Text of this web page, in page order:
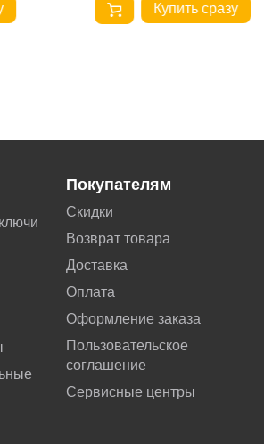
Купить сразу
Покупателям
Скидки
Возврат товара
Доставка
Оплата
Оформление заказа
Пользовательское
соглашение
Сервисные центры